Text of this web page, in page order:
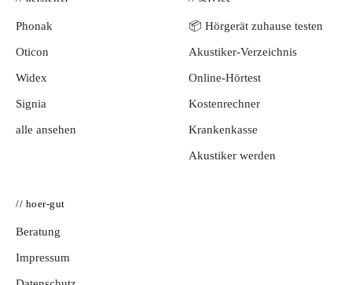
Phonak
Oticon
Widex
Signia
alle ansehen
📦 Hörgerät zuhause testen
Akustiker-Verzeichnis
Online-Hörtest
Kostenrechner
Krankenkasse
Akustiker werden
// hoer-gut
Beratung
Impressum